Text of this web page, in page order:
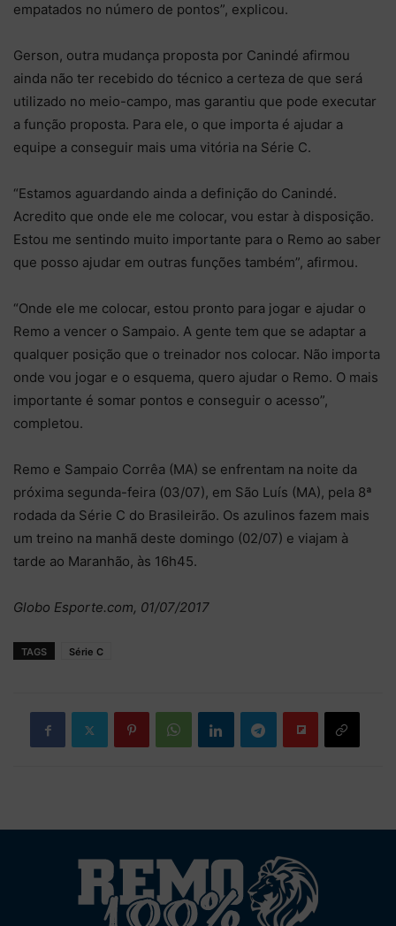
empatados no número de pontos”, explicou.
Gerson, outra mudança proposta por Canindé afirmou
ainda não ter recebido do técnico a certeza de que será
utilizado no meio-campo, mas garantiu que pode executar
a função proposta. Para ele, o que importa é ajudar a
equipe a conseguir mais uma vitória na Série C.
“Estamos aguardando ainda a definição do Canindé.
Acredito que onde ele me colocar, vou estar à disposição.
Estou me sentindo muito importante para o Remo ao saber
que posso ajudar em outras funções também”, afirmou.
“Onde ele me colocar, estou pronto para jogar e ajudar o
Remo a vencer o Sampaio. A gente tem que se adaptar a
qualquer posição que o treinador nos colocar. Não importa
onde vou jogar e o esquema, quero ajudar o Remo. O mais
importante é somar pontos e conseguir o acesso”,
completou.
Remo e Sampaio Corrêa (MA) se enfrentam na noite da
próxima segunda-feira (03/07), em São Luís (MA), pela 8ª
rodada da Série C do Brasileirão. Os azulinos fazem mais
um treino na manhã deste domingo (02/07) e viajam à
tarde ao Maranhão, às 16h45.
Globo Esporte.com, 01/07/2017
TAGS Série C